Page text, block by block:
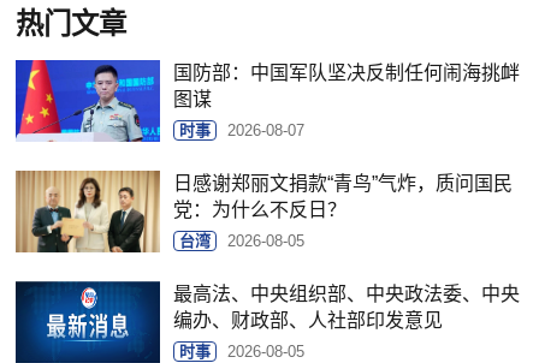
热门文章
国防部：中国军队坚决反制任何闹海挑衅
图谋
时事 2026-08-07
日感谢郑丽文捐款“青鸟”气炸，质问国民
党：为什么不反日？
台湾 2026-08-05
最高法、中央组织部、中央政法委、中央
编办、财政部、人社部印发意见
时事 2026-08-05